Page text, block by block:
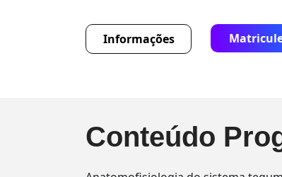
Informações
Conteúdo